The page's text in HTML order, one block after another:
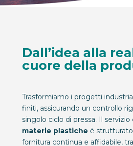
Dall’idea alla
cuore della
Trasformiamo i progetti
finiti, assicurando un controllo
singolo ciclo di pressa. Il servizio
materie plastiche è
fornitura continua e affidabile,